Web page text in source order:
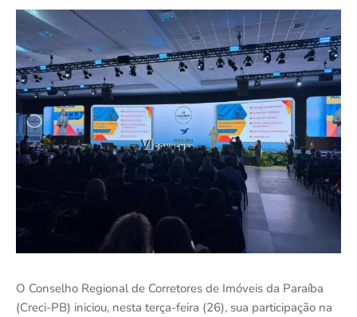
O Conselho Regional de Corretores de Imóveis da Paraíba
(Creci-PB) iniciou, nesta terça-feira (26), sua participação na